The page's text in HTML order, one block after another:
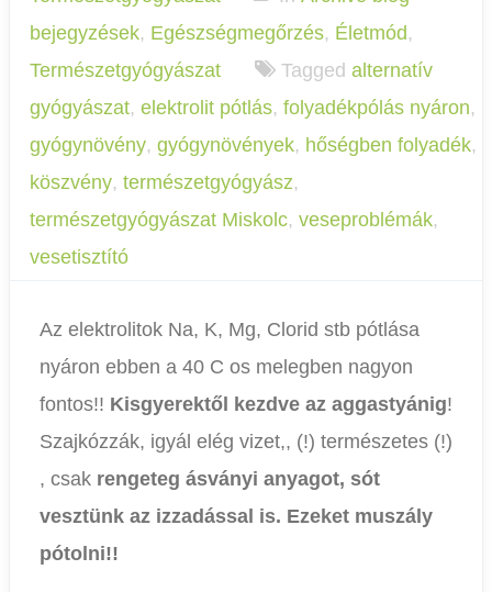
bejegyzések, Egészségmegőrzés, Életmód,
Természetgyógyászat
Tagged alternatív
gyógyászat, elektrolit pótlás, folyadékpólás nyáron,
gyógynövény, gyógynövények, hőségben folyadék,
köszvény, természetgyógyász,
természetgyógyászat Miskolc, veseproblémák,
vesetisztító
Az elektrolitok Na, K, Mg, Clorid stb pótlása
nyáron ebben a 40 C os melegben nagyon
fontos!! Kisgyerektől kezdve az aggastyánig!
Szajkózzák, igyál elég vizet,, (!) természetes (!)
, csak rengeteg ásványi anyagot, sót
vesztünk az izzadással is. Ezeket muszály
pótolni!!